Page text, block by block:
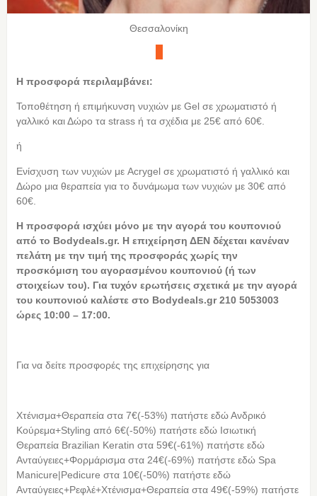
Θεσσαλονίκη
Η προσφορά περιλαμβάνει:
Τοποθέτηση ή επιμήκυνση νυχιών με Gel σε χρωματιστό ή
γαλλικό και Δώρο τα strass ή τα σχέδια με 25€ από 60€.
ή
Ενίσχυση των νυχιών με Acrygel σε χρωματιστό ή γαλλικό και
Δώρο μια θεραπεία για το δυνάμωμα των νυχιών με 30€ από
60€.
Η προσφορά ισχύει μόνο με την αγορά του κουπονιού
από το Bodydeals.gr. Η επιχείρηση ΔΕΝ δέχεται κανέναν
πελάτη με την τιμή της προσφοράς χωρίς την
προσκόμιση του αγορασμένου κουπονιού (ή των
στοιχείων του). Για τυχόν ερωτήσεις σχετικά με την αγορά
του κουπονιού καλέστε στο Bodydeals.gr 210 5053003
ώρες 10:00 – 17:00.
Για να δείτε προσφορές της επιχείρησης για
Χτένισμα+Θεραπεία στα 7€(-53%) πατήστε εδώ Ανδρικό
Κούρεμα+Styling από 6€(-50%) πατήστε εδώ Ισιωτική
Θεραπεία Brazilian Keratin στα 59€(-61%) πατήστε εδώ
Ανταύγειες+Φορμάρισμα στα 24€(-69%) πατήστε εδώ Spa
Manicure|Pedicure στα 10€(-50%) πατήστε εδώ
Ανταύγειες+Ρεφλέ+Χτένισμα+Θεραπεία στα 49€(-59%) πατήστε